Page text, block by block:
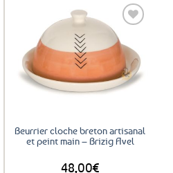
Ajouter
aux
favoris
Beurrier cloche breton artisanal
et peint main – Brizig Avel
48,00€